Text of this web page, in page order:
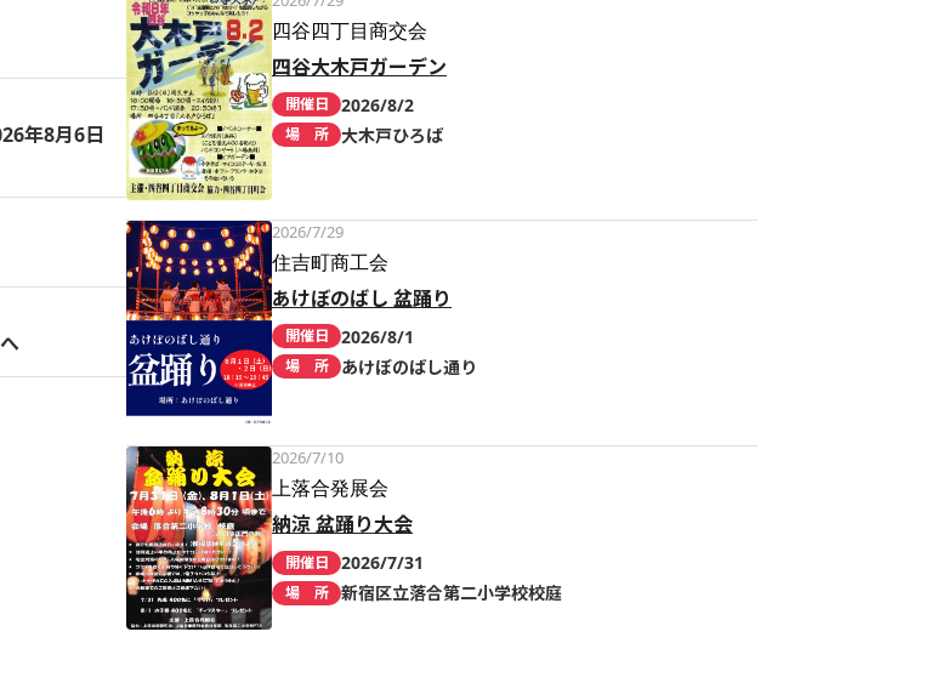
年8月6日
四谷四丁目商交会
四谷大木戸ガーデン
開催日 2026/8/2
場 所 大木戸ひろば
2026/7/29
住吉町商工会
あけぼのばし 盆踊り
開催日 2026/8/1
場 所 あけぼのばし通り
2026/7/10
上落合発展会
納涼 盆踊り大会
開催日 2026/7/31
場 所 新宿区立落合第二小学校校庭